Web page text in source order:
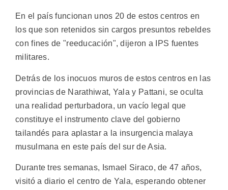
En el país funcionan unos 20 de estos centros en
los que son retenidos sin cargos presuntos rebeldes
con fines de "reeducación", dijeron a IPS fuentes
militares.
Detrás de los inocuos muros de estos centros en las
provincias de Narathiwat, Yala y Pattani, se oculta
una realidad perturbadora, un vacío legal que
constituye el instrumento clave del gobierno
tailandés para aplastar a la insurgencia malaya
musulmana en este país del sur de Asia.
Durante tres semanas, Ismael Siraco, de 47 años,
visitó a diario el centro de Yala, esperando obtener